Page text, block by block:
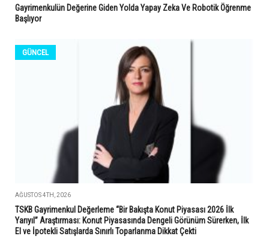
Gayrimenkulün Değerine Giden Yolda Yapay Zeka Ve Robotik Öğrenme
Başlıyor
GÜNCEL
AĞUSTOS 4TH, 2026
TSKB Gayrimenkul Değerleme “Bir Bakışta Konut Piyasası 2026 İlk
Yarıyıl” Araştırması: Konut Piyasasında Dengeli Görünüm Sürerken, İlk
El ve İpotekli Satışlarda Sınırlı Toparlanma Dikkat Çekti